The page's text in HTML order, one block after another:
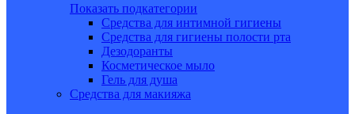
Показать подкатегории
Средства для интимной гигиены
Средства для гигиены полости рта
Дезодоранты
Косметическое мыло
Гель для душа
Средства для макияжа